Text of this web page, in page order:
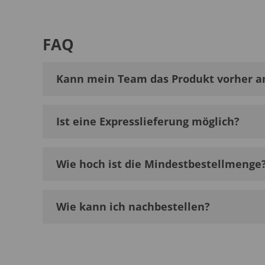
FAQ
Kann mein Team das Produkt vorher
Ist eine Expresslieferung möglich?
Wie hoch ist die
Wie kann ich nachbestellen?